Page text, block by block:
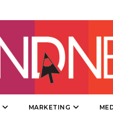
MOBILE
MARKETING